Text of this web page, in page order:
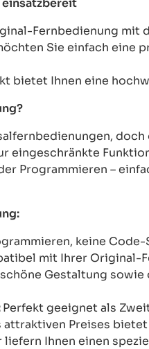
Fernbedienung mit
Sie einfach eine
bietet Ihnen eine
eingeschränkte
Programmieren –
keine
mit Ihrer
Gestaltung
Perfekt geeignet als
attraktiven Preises
liefern Ihnen einen